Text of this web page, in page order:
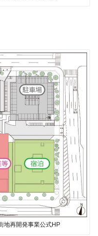
地再開発事業公式HP